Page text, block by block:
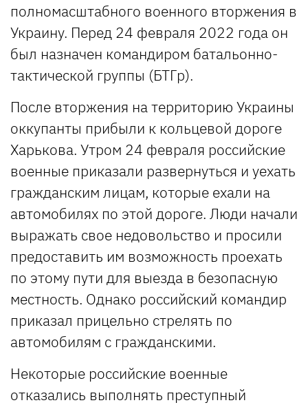
полномасштабного военного вторжения в
Украину. Перед 24 февраля 2022 года он
был назначен командиром батальонно-
тактической группы (БТГр).
После вторжения на территорию Украины
оккупанты прибыли к кольцевой дороге
Харькова. Утром 24 февраля российские
военные приказали развернуться и уехать
гражданским лицам, которые ехали на
автомобилях по этой дороге. Люди начали
выражать свое недовольство и просили
предоставить им возможность проехать
по этому пути для выезда в безопасную
местность. Однако российский командир
приказал прицельно стрелять по
автомобилям с гражданскими.
Некоторые российские военные
отказались выполнять преступный